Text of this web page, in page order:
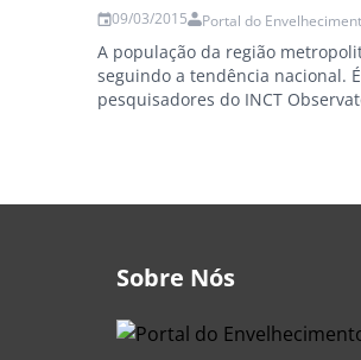
09/03/2015 Portal do
A população da região
seguindo a tendência nacional.
pesquisadores do INCT
Sobre Nós